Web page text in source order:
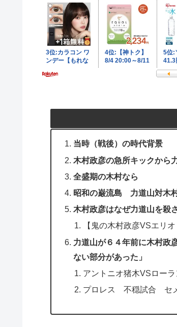
当時（戦後）の時代背景
木村政彦の急所キックから
全盛期の木村なら
昭和の巌流島 力道山対木
木村政彦はなぜ力道山を殺
【鬼の木村政彦VSエリ
力道山が６４年前に木村政
ない部分があった」
アントニオ猪木VSロー
プロレス 不穏試合 セ